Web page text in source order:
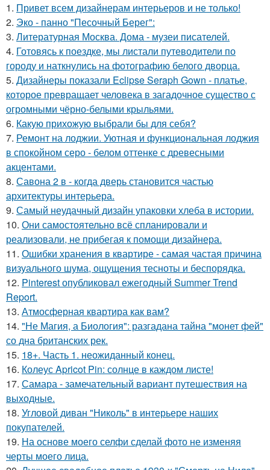
1. Привет всем дизайнерам интерьеров и не только!
2. Эко - панно "Песочный Берег":
3. Литературная Москва. Дома - музеи писателей.
4. Готовясь к поездке, мы листали путеводители по
городу и наткнулись на фотографию белого дворца.
5. Дизайнеры показали Eclipse Seraph Gown - платье,
которое превращает человека в загадочное существо с
огромными чёрно-белыми крыльями.
6. Какую прихожую выбрали бы для себя?
7. Ремонт на лоджии. Уютная и функциональная лоджия
в спокойном серо - белом оттенке с древесными
акцентами.
8. Савона 2 в - когда дверь становится частью
архитектуры интерьера.
9. Самый неудачный дизайн упаковки хлеба в истории.
10. Они самостоятельно всё спланировали и
реализовали, не прибегая к помощи дизайнера.
11. Ошибки хранения в квартире - самая частая причина
визуального шума, ощущения тесноты и беспорядка.
12. Pinterest опубликовал ежегодный Summer Trend
Report.
13. Атмосферная квартира как вам?
14. "Не Магия, а Биология": разгадана тайна "монет фей"
со дна британских рек.
15. 18+. Часть 1. неожиданный конец.
16. Колеус Apricot Pin: солнце в каждом листе!
17. Самара - замечательный вариант путешествия на
выходные.
18. Угловой диван "Николь" в интерьере наших
покупателей.
19. На основе моего селфи сделай фото не изменяя
черты моего лица.